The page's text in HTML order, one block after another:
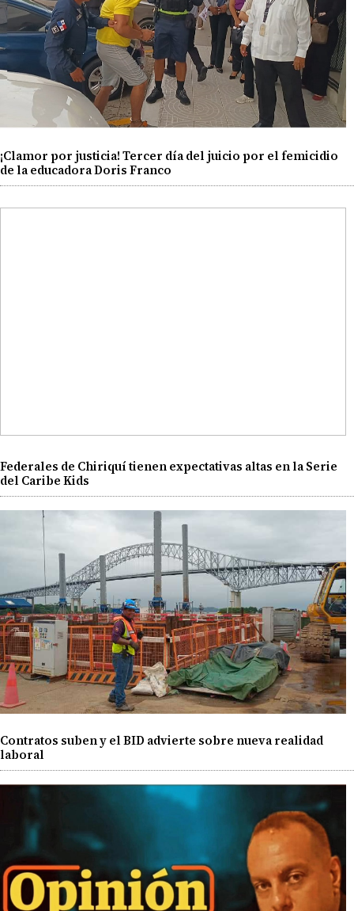
¡Clamor por justicia! Tercer día del juicio por el femicidio
de la educadora Doris Franco
Federales de Chiriquí tienen expectativas altas en la Serie
del Caribe Kids
Contratos suben y el BID advierte sobre nueva realidad
laboral